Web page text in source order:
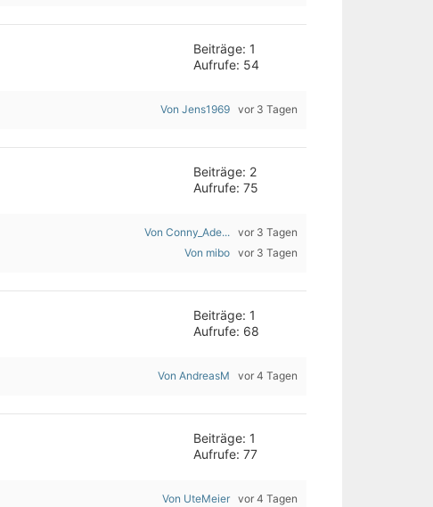
Beiträge: 1
Aufrufe: 54
Von Jens1969 vor 3 Tagen
Beiträge: 2
Aufrufe: 75
Von Conny_Ade... vor 3 Tagen
Von mibo vor 3 Tagen
Beiträge: 1
Aufrufe: 68
Von AndreasM vor 4 Tagen
Beiträge: 1
Aufrufe: 77
Von UteMeier vor 4 Tagen